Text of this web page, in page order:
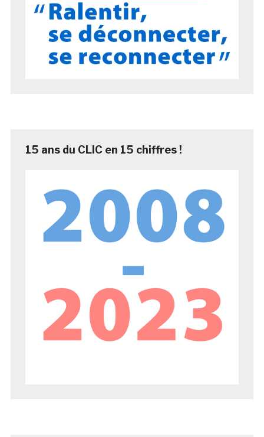
15 ans du CLIC en 15 chiffres !